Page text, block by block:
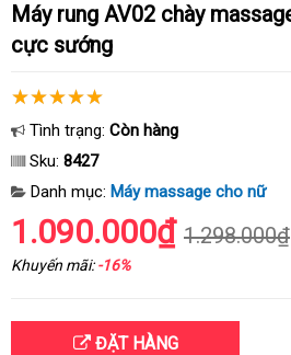
Máy rung AV02 chày massage điểm G cao cấp
cực sướng
Tình trạng: Còn hàng
Sku: 8427
Danh mục: Máy massage cho nữ
1.090.000₫ 1.298.000₫
Khuyến mãi:-16%
ĐẶT HÀNG